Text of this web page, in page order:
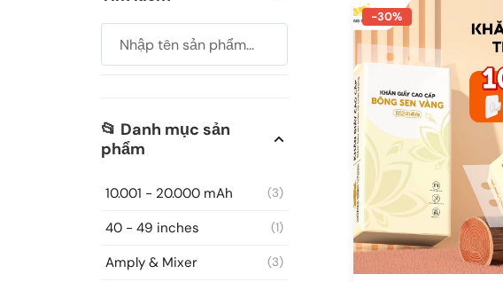
-30%
📂 Danh mục sản
phẩm
10.001 - 20.000 mAh (3)
40 - 49 inches (1)
Amply & Mixer (3)